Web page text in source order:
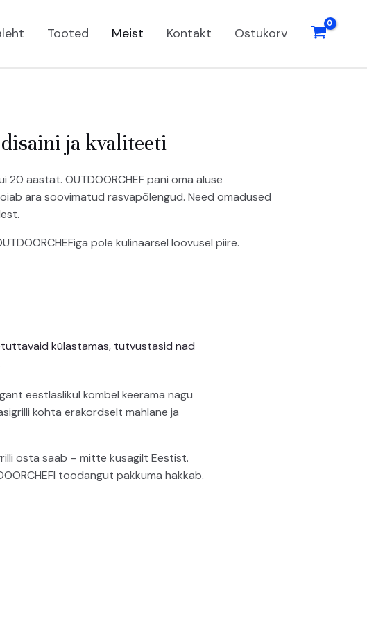
Tooted Meist Kontakt Ostukorv
ja kvaliteeti
aastat. OUTDOORCHEF pani oma aluse
ära soovimatud rasvapõlengud. Need omadused
pole kulinaarsel loovusel piire.
külastamas, tutvustasid nad
eestlaslikul kombel keerama nagu
kohta erakordselt mahlane ja
osta saab – mitte kusagilt Eestist.
toodangut pakkuma hakkab.